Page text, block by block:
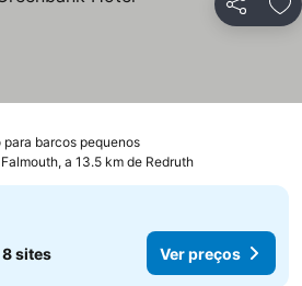
Partilhar
para barcos pequenos
Falmouth, a 13.5 km de Redruth
8 sites Ver preços